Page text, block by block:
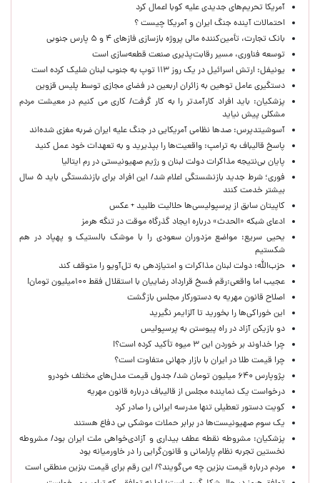
آمریکا تحریم‌های جدیدی علیه کوبا اعمال کرد
احتمالات آینده جنگ ایران و آمریکا چیست ؟
بانک تجارت، تأمین‌کننده مالی پروژه بازسازی فازهای ۴ و ۵ پارس جنوبی
توسعه فناوری، مسیر رقابت‌پذیری صنعت قطعه‌سازی است
یونیفل: ارتش اسرائیل در یک روز ۱۱۳ توپ به جنوب لبنان شلیک کرده است
دستگیری عامل توهین به زائران اربعین در فضای مجازی توسط پلیس قزوین
پزشکیان: باید افراد کارآمدتر را به کار گرفت/ کاری می کنیم در معیشت مردم
مشکلی پیش نیاید
آسوشیتدپرس: صدها نظامی آمریکایی در جنگ علیه ایران ضربه مغزی شده‌اند
پاسخ قالیباف به ترامپ: واقعیت‌ها را بپذیرید و به تعهدات خود عمل کنید
پایان بی‌نتیجه مذاکرات دولت لبنان و رژیم صهیونیستی در رم ایتالیا
فوری؛ شرط جدید بازنشستگی اعلام شد/ این افراد برای بازنشستگی باید ۵ سال
بیشتر خدمت کنند
کاپیتان سابق از پرسپولیسی‌ها حلالیت طلبید + عکس
ادعای شبکه «الحدث» درباره ایجاد گذرگاه موقت در تنگه هرمز
یحیی سریع: مواضع مزدوران سعودی را با موشک بالستیک و پهپاد در هم
شکستیم
حزب‌الله: دولت لبنان مذاکرات و امتیازدهی به تل‌آویو را متوقف کند
عجیب اما واقعی:رقم فسخ قرارداد رضاییان با استقلال فقط ۱۰۰میلیون تومان!
اصلاح قانون مهریه به دستورکار مجلس بازگشت
این خوراکی‌ها را بخورید تا آلزایمر نگیرید
دو بازیکن آزاد در راه پیوستن به پرسپولیس
چرا خداوند بر خوردن این ۳ میوه تأکید کرده است؟!
چرا قیمت طلا در ایران با بازار جهانی متفاوت است؟
پژوپارس ۶۴۰ میلیون تومان شد/ جدول قیمت مدل‌های مختلف خودرو
درخواست یک نماینده مجلس از قالیباف درباره قانون مهریه
کویت دستور تعطیلی تنها مدرسه ایرانی را صادر کرد
یک‌ سوم صهیونیست‌ها در برابر حملات موشکی بی دفاع هستند
پزشکیان: مشروطه نقطه عطف بیداری و آزادی‌خواهی ملت ایران بود/ مشروطه
نخستین تجربه نظام پارلمانی و قانون‌گرایی را در خاورمیانه بود
مردم درباره قیمت بنزین چه می‌گویند؟/ این رقم برای قیمت بنزین منطقی است